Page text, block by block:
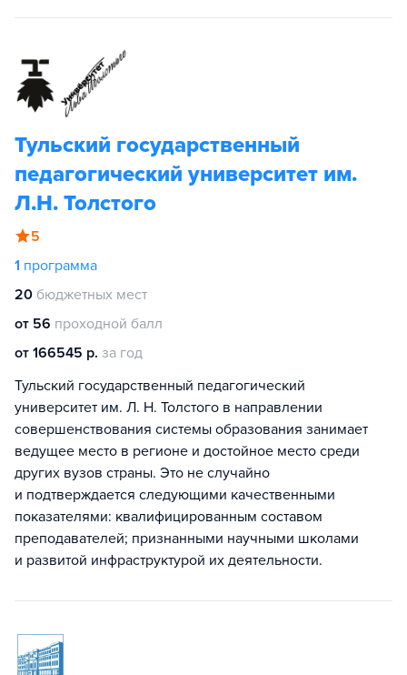
Тульский государственный
педагогический университет им.
Л.Н. Толстого
5
1 программа
20 бюджетных мест
от 56 проходной балл
от 166545 р. за год
Тульский государственный педагогический
университет им. Л. Н. Толстого в направлении
совершенствования системы образования занимает
ведущее место в регионе и достойное место среди
других вузов страны. Это не случайно
и подтверждается следующими качественными
показателями: квалифицированным составом
преподавателей; признанными научными школами
и развитой инфраструктурой их деятельности.